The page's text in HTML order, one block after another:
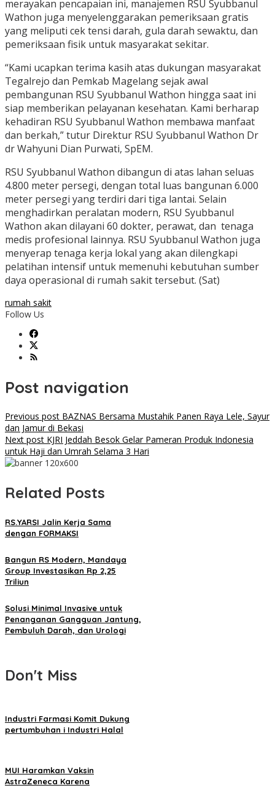
merayakan pencapaian ini, manajemen RSU Syubbanul
Wathon juga menyelenggarakan pemeriksaan gratis
yang meliputi cek tensi darah, gula darah sewaktu, dan
pemeriksaan fisik untuk masyarakat sekitar.
“Kami ucapkan terima kasih atas dukungan masyarakat
Tegalrejo dan Pemkab Magelang sejak awal
pembangunan RSU Syubbanul Wathon hingga saat ini
siap memberikan pelayanan kesehatan. Kami berharap
kehadiran RSU Syubbanul Wathon membawa manfaat
dan berkah,” tutur Direktur RSU Syubbanul Wathon Dr
dr Wahyuni Dian Purwati, SpEM.
RSU Syubbanul Wathon dibangun di atas lahan seluas
4.800 meter persegi, dengan total luas bangunan 6.000
meter persegi yang terdiri dari tiga lantai. Selain
menghadirkan peralatan modern, RSU Syubbanul
Wathon akan dilayani 60 dokter, perawat, dan tenaga
medis profesional lainnya. RSU Syubbanul Wathon juga
menyerap tenaga kerja lokal yang akan dilengkapi
pelatihan intensif untuk memenuhi kebutuhan sumber
daya operasional di rumah sakit tersebut. (Sat)
rumah sakit
Follow Us
Post navigation
Previous post BAZNAS Bersama Mustahik Panen Raya Lele, Sayur
dan Jamur di Bekasi
Next post KJRI Jeddah Besok Gelar Pameran Produk Indonesia
untuk Haji dan Umrah Selama 3 Hari
Related Posts
RS.YARSI Jalin Kerja Sama
dengan FORMAKSI
Bangun RS Modern, Mandaya
Group Investasikan Rp 2,25
Triliun
Solusi Minimal Invasive untuk
Penanganan Gangguan Jantung,
Pembuluh Darah, dan Urologi
Don't Miss
Industri Farmasi Komit Dukung
pertumbuhan i Industri Halal
MUI Haramkan Vaksin
AstraZeneca Karena